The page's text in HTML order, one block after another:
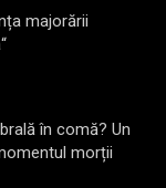
majorării
în comă? Un
morții